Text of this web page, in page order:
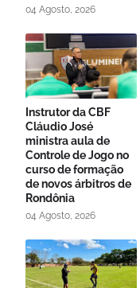
04 Agosto, 2026
Instrutor da CBF
Cláudio José
ministra aula de
Controle de Jogo no
curso de formação
de novos árbitros de
Rondônia
04 Agosto, 2026